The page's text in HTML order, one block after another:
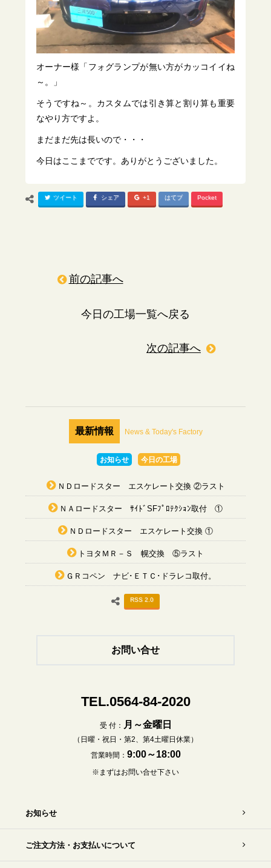
オーナー様「フォグランプが無い方がカッコイイね
～。」
そうですね～。カスタムでは引き算と割り算も重要
なやり方ですよ。
まだまだ先は長いので・・・
今日はここまでです。ありがとうございました。
ツイート シェア +1 はてブ Pocket
前の記事へ
今日の工場一覧へ戻る
次の記事へ
最新情報 News & Today's Factory
お知らせ 今日の工場
ＮＤロードスター エスケレート交換 ②ラスト
ＮＡロードスター ｻｲﾄﾞSFﾌﾟﾛﾃｸｼｮﾝ取付 ①
ＮＤロードスター エスケレート交換 ①
トヨタＭＲ－Ｓ 幌交換 ⑤ラスト
ＧＲコペン ナビ･ＥＴＣ･ドラレコ取付。
RSS 2.0
お問い合せ
TEL.0564-84-2020
受 付： 月～金曜日
（日曜・祝日・第2、第4土曜日休業）
営業時間： 9:00～18:00
※まずはお問い合せ下さい
お知らせ
ご注文方法・お支払いについて